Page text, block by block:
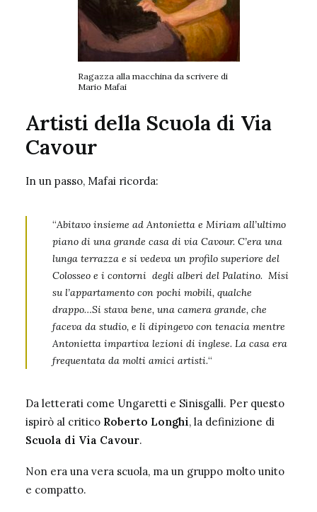
Ragazza alla macchina da scrivere di
Mario Mafai
Artisti della Scuola di Via
Cavour
In un passo, Mafai ricorda:
“Abitavo insieme ad Antonietta e Miriam all’ultimo
piano di una grande casa di via Cavour. C’era una
lunga terrazza e si vedeva un profilo superiore del
Colosseo e i contorni degli alberi del Palatino. Misi
su l’appartamento con pochi mobili, qualche
drappo…Si stava bene, una camera grande, che
faceva da studio, e li dipingevo con tenacia mentre
Antonietta impartiva lezioni di inglese. La casa era
frequentata da molti amici artisti.“
Da letterati come Ungaretti e Sinisgalli. Per questo
ispirò al critico Roberto Longhi, la definizione di
Scuola di Via Cavour.
Non era una vera scuola, ma un gruppo molto unito
e compatto.